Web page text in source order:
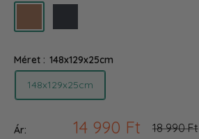
Méret : 148x129x25cm
148x129x25cm
Ár:
Akciós
14 990 Ft Ár
18 990 Ft